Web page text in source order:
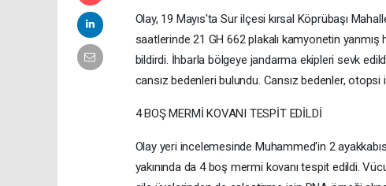
Olay, 19 Mayıs'ta Sur ilçesi kırsal Köprübaşı
saatlerinde 21 GH 662 plakalı kamyonetin
bildirdi. İhbarla bölgeye jandarma ekipleri sevk
cansız bedenleri bulundu. Cansız bedenler,
4 BOŞ MERMİ KOVANI TESPİT EDİLDİ
Olay yeri incelemesinde Muhammed'in 2
yakınında da 4 boş mermi kovanı tespit edildi.